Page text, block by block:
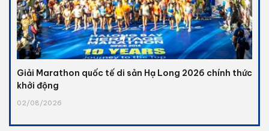
Giải Marathon quốc tế di sản Hạ Long 2026 chính thức
khởi động
02/08/2026